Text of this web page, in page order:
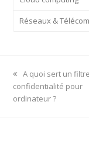
Réseaux &
previous
post:
A quoi sert un
confidentialité pour
ordinateur ?